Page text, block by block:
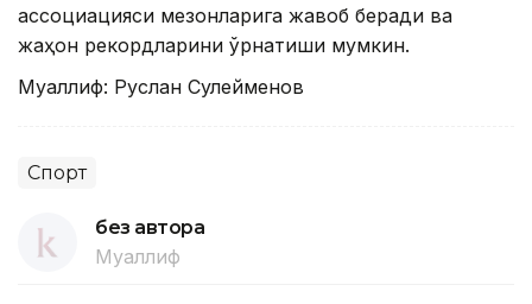
ассоциацияси мезонларига жавоб беради ва
жаҳон рекордларини ўрнатиши мумкин.
Муаллиф: Руслан Сулейменов
Спорт
без автора
Муаллиф